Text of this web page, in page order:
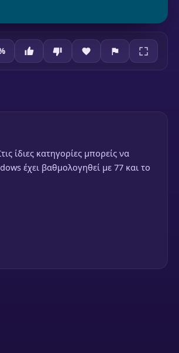
ίδιες κατηγορίες μπορείς να
έχει βαθμολογηθεί με 77 και το